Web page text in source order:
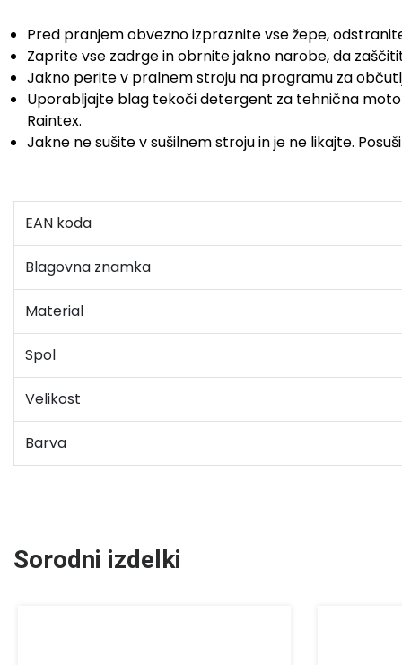
Pred pranjem obvezno izpraznite vse žepe,
Zaprite vse zadrge in obrnite jakno narobe, da
Jakno perite v pralnem stroju na programu za
Uporabljajte blag tekoči detergent za tehnična
Raintex.
Jakne ne sušite v sušilnem stroju in je ne likajte.
EAN koda
Blagovna znamka
Material
Spol
Velikost
Barva
Sorodni izdelki